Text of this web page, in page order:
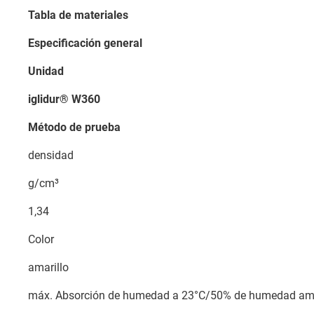
Tabla de materiales
Especificación general
Unidad
iglidur® W360
Método de prueba
densidad
g/cm³
1,34
Color
amarillo
máx. Absorción de humedad a 23°C/50% de humedad